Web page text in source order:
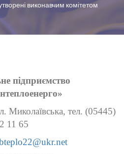
виконавчим комітетом
підприємство
Миколаївська, тел. (05445)
2 11 65